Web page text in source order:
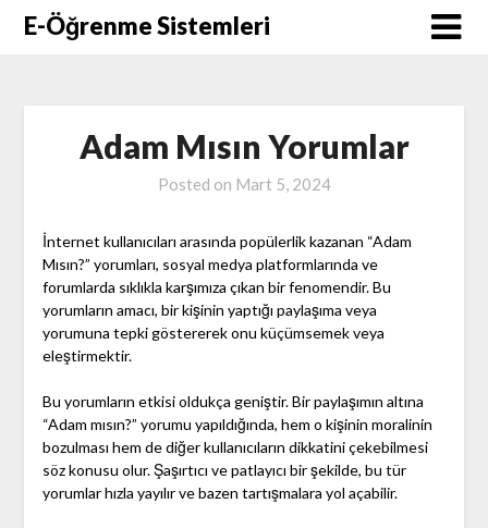
SkipE-Öğrenme Sistemleri
Adam Mısın Yorumlar
Posted on Mart 5, 2024
İnternet kullanıcıları arasında popülerlik kazanan “Adam
Mısın?” yorumları, sosyal medya platformlarında ve
forumlarda sıklıkla karşımıza çıkan bir fenomendir. Bu
yorumların amacı, bir kişinin yaptığı paylaşıma veya
yorumuna tepki göstererek onu küçümsemek veya
eleştirmektir.
Bu yorumların etkisi oldukça geniştir. Bir paylaşımın altına
“Adam mısın?” yorumu yapıldığında, hem o kişinin moralinin
bozulması hem de diğer kullanıcıların dikkatini çekebilmesi
söz konusu olur. Şaşırtıcı ve patlayıcı bir şekilde, bu tür
yorumlar hızla yayılır ve bazen tartışmalara yol açabilir.